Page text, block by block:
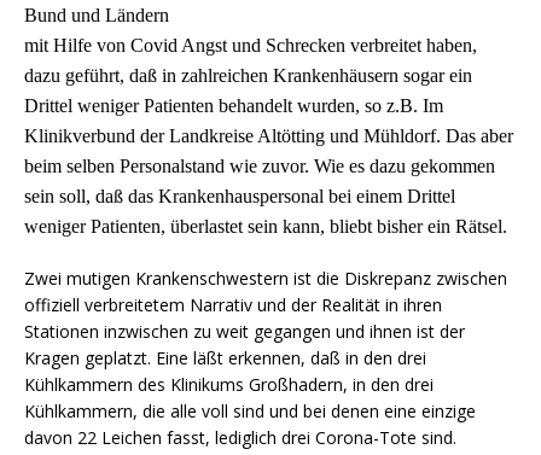
Bund und Ländern
mit Hilfe von Covid Angst und Schrecken verbreitet haben,
dazu geführt, daß in zahlreichen Krankenhäusern sogar ein
Drittel weniger Patienten behandelt wurden, so z.B. Im
Klinikverbund der Landkreise Altötting und Mühldorf. Das aber
beim selben Personalstand wie zuvor. Wie es dazu gekommen
sein soll, daß das Krankenhauspersonal bei einem Drittel
weniger Patienten, überlastet sein kann, bliebt bisher ein Rätsel.
Zwei mutigen Krankenschwestern ist die Diskrepanz zwischen
offiziell verbreitetem Narrativ und der Realität in ihren
Stationen inzwischen zu weit gegangen und ihnen ist der
Kragen geplatzt. Eine läßt erkennen, daß in den drei
Kühlkammern des Klinikums Großhadern, in den drei
Kühlkammern, die alle voll sind und bei denen eine einzige
davon 22 Leichen fasst, lediglich drei Corona-Tote sind.